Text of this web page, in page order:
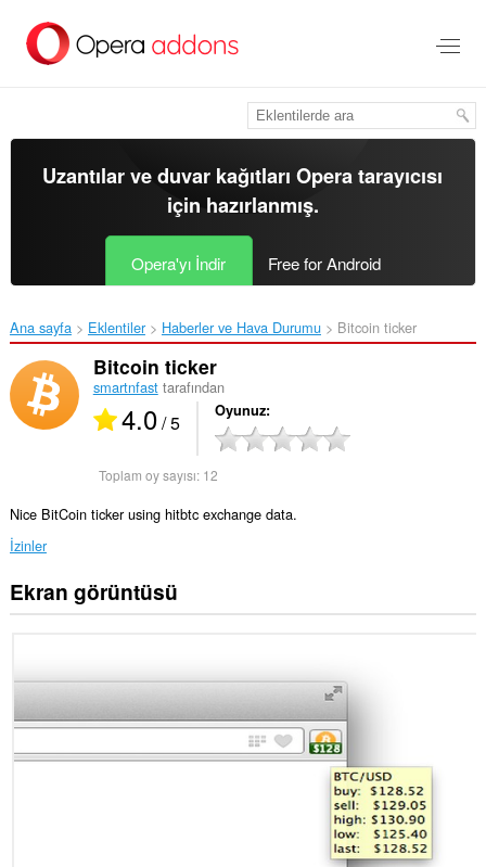
içeriğe
Uzantılar ve duvar kağıtlarıOpera tarayıcısı
için hazırlanmış.
Opera'yı İndir Free for Android
Ana sayfa Eklentiler Haberler ve Hava Durumu Bitcoin ticker‎
Bitcoin ticker
smartnfasttarafından
4.0/ 5 Oyunuz
Toplam oy sayısı: 12
Nice BitCoin ticker using hitbtc exchange data.
İzinler
Bu
eklenti,
verilerinize
Ekran görüntüsü